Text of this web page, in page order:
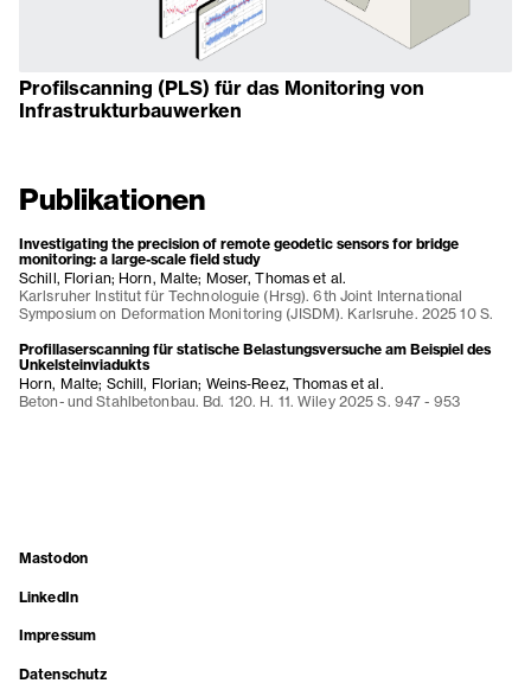
Profilscanning (PLS) für das Monitoring von
Infrastrukturbauwerken
Publikationen
Investigating the precision of remote geodetic sensors for bridge
monitoring: a large-scale field study
Schill, Florian; Horn, Malte; Moser, Thomas et al.
Karlsruher Institut für Technologuie (Hrsg). 6th Joint International
Symposium on Deformation Monitoring (JISDM). Karlsruhe. 2025 10 S.
Profillaserscanning für statische Belastungsversuche am Beispiel des
Unkelsteinviadukts
Horn, Malte; Schill, Florian; Weins‐Reez, Thomas et al.
Beton- und Stahlbetonbau. Bd. 120. H. 11. Wiley 2025 S. 947 - 953
Mastodon
LinkedIn
Impressum
Datenschutz